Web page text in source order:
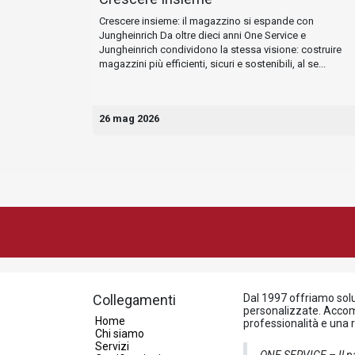
Crescere insieme: il magazzino si espande con
Jungheinrich Da oltre dieci anni One Service e
Jungheinrich condividono la stessa visione: costruire
magazzini più efficienti, sicuri e sostenibili, al se...
26 mag 2026
Collegamenti
Home
Chi siamo
Servizi
Dal 1997 offriamo
personalizzate.
professionalità e una